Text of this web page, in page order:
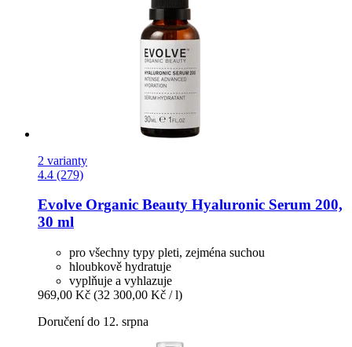
2 varianty
4.4 (279)
Evolve Organic Beauty Hyaluronic Serum 200,
30 ml
pro všechny typy pleti, zejména suchou
hloubkově hydratuje
vyplňuje a vyhlazuje
969,00 Kč (32 300,00 Kč / l)
Doručení do 12. srpna